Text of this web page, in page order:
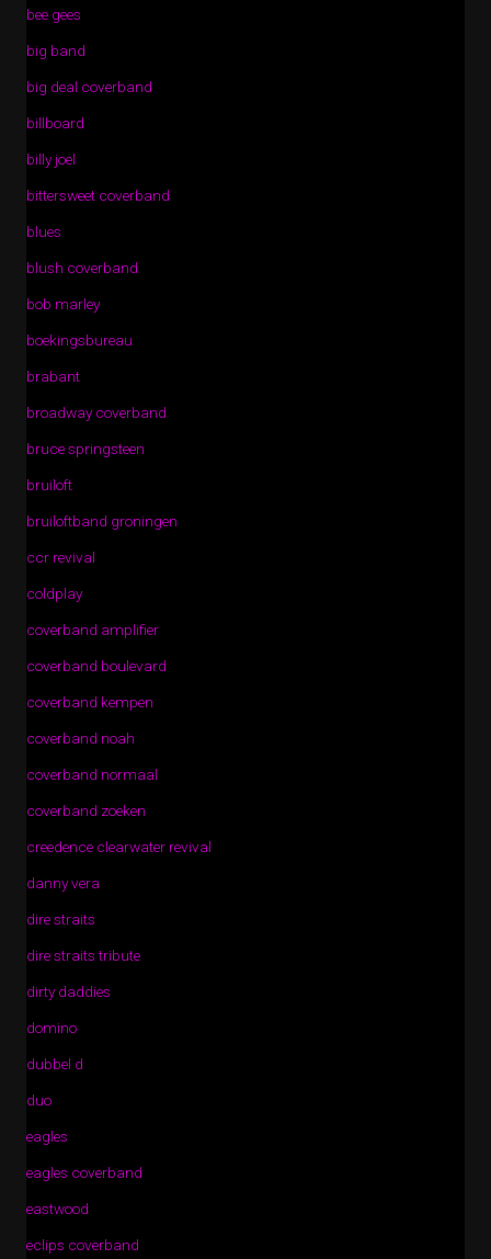
bee gees
big band
big deal coverband
billboard
billy joel
bittersweet coverband
blues
blush coverband
bob marley
boekingsbureau
brabant
broadway coverband
bruce springsteen
bruiloft
bruiloftband groningen
ccr revival
coldplay
coverband amplifier
coverband boulevard
coverband kempen
coverband noah
coverband normaal
coverband zoeken
creedence clearwater revival
danny vera
dire straits
dire straits tribute
dirty daddies
domino
dubbel d
duo
eagles
eagles coverband
eastwood
eclips coverband